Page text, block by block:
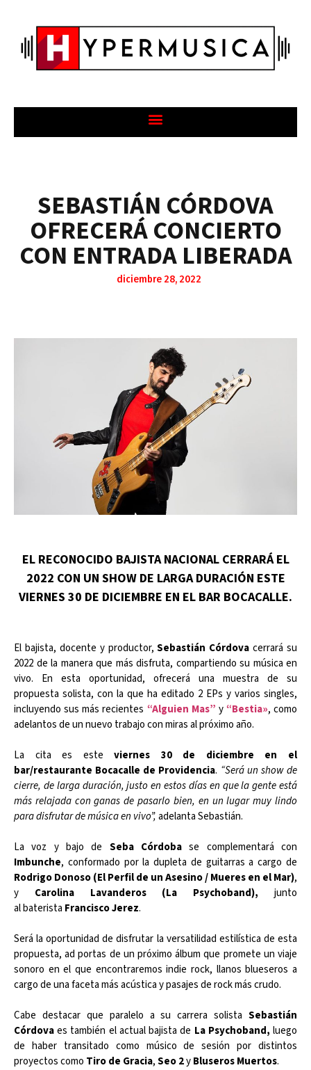
SEBASTIÁN CÓRDOVA
OFRECERÁ CONCIERTO
CON ENTRADA LIBERADA
diciembre 28, 2022
EL RECONOCIDO BAJISTA NACIONAL CERRARÁ EL
2022 CON UN SHOW DE LARGA DURACIÓN ESTE
VIERNES 30 DE DICIEMBRE EN EL BAR BOCACALLE.
El bajista, docente y productor,Sebastián Córdova cerrará su
2022 de la manera que más disfruta, compartiendo su música en
vivo. En esta oportunidad, ofrecerá una muestra de su
propuesta solista, con la que ha editado 2 EPs y varios singles,
incluyendo sus más recientes “Alguien Mas” y “Bestia», como
adelantos de un nuevo trabajo con miras al próximo año.
La cita es esteviernes 30 de diciembre en el
bar/restaurante Bocacalle de Providencia. “Será un show de
cierre, de larga duración, justo en estos días en que la gente está
más relajada con ganas de pasarlo bien, en un lugar muy lindo
para disfrutar de música en vivo”,adelanta Sebastián.
La voz y bajo de Seba Córdoba se complementará con
Imbunche, conformado por la dupleta de guitarras a cargo de
Rodrigo Donoso(El Perfil de un Asesino / Mueres en el Mar),
y Carolina Lavanderos (La Psychoband), junto
al baterista Francisco Jerez.
Será la oportunidad de disfrutar la versatilidad estilística de esta
propuesta, ad portas de un próximo álbum que promete un viaje
sonoro en el que encontraremos indie rock, llanos blueseros a
cargo de una faceta más acústica y pasajes de rock más crudo.
Cabe destacar que paralelo a su carrera solista Sebastián
Córdovaes también el actual bajista de La Psychoband, luego
de haber transitado como músico de sesión por distintos
proyectos como Tiro de Gracia,Seo 2yBluseros Muertos.